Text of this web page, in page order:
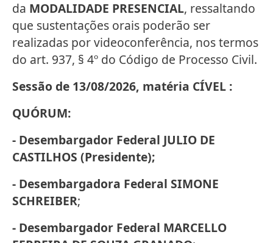
da MODALIDADE PRESENCIAL, ressaltando
que sustentações orais poderão ser
realizadas por videoconferência, nos termos
do art. 937, § 4º do Código de Processo Civil.
Sessão de 13/08/2026, matéria CÍVEL :
QUÓRUM:
- Desembargador Federal JULIO DE
CASTILHOS (Presidente);
- Desembargadora Federal SIMONE
SCHREIBER;
- Desembargador Federal MARCELLO